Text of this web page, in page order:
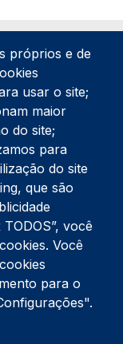
próprios e de
usar o site;
maior
do site;
para
do site
que são
você
Você
para o